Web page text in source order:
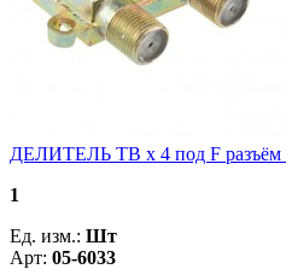
ДЕЛИТЕЛЬ ТВ х 4 под F разъём
1
Ед. изм.: Шт
Арт: 05-6033